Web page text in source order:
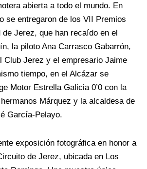
abierta a todo el mundo. En
se entregaron de los VII Premios
de Jerez, que han recaído en el
la piloto Ana Carrasco Gabarrón,
Club Jerez y el empresario Jaime
tiempo, en el Alcázar se
Motor Estrella Galicia 0’0 con la
Márquez y la alcaldesa de
García-Pelayo.
exposición fotográfica en honor a
de Jerez, ubicada en Los